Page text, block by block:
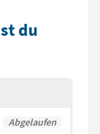
du
Abgelaufen